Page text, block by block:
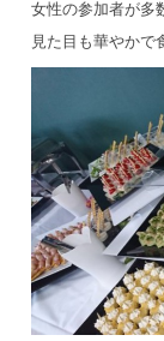
女性の参加者が多
見た目も華やかで